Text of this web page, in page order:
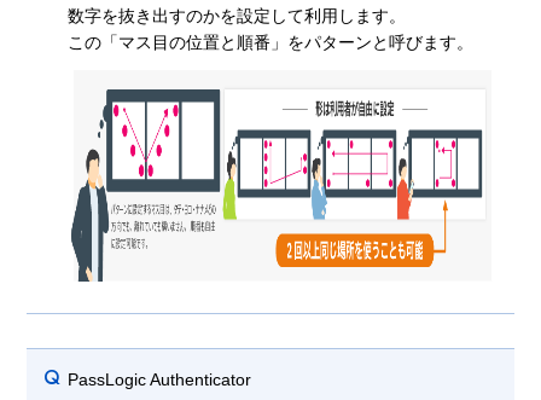
数字を抜き出すのかを設定して利用します。
この「マス目の位置と順番」をパターンと呼びます。
Q PassLogic Authenticator